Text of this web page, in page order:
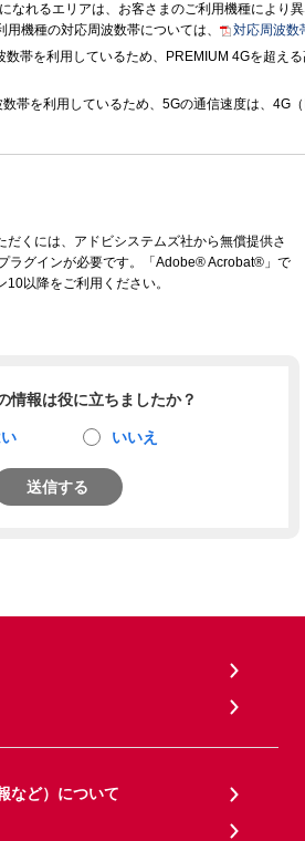
なれるエリアは、お客さまのご利用機種により
用機種の対応周波数帯については、
対応周波数
数帯を利用しているため、PREMIUM 4Gを超え
帯を利用しているため、5Gの通信速度は、4G
だくには、アドビシステムズ社から無償提供さ
ラグインが必要です。「Adobe® Acrobat®」で
以降をご利用ください。
情報は役に立ちましたか？
いいえ
送信する
など）について